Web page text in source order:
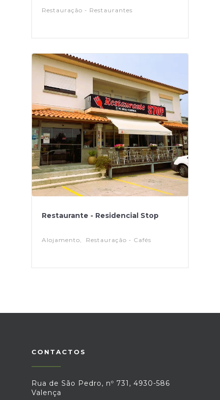
Restauração - Restaurantes
Restaurante - Residencial Stop
Alojamento, Restauração - Cafés
CONTACTOS
Rua de São Pedro, nº 731, 4930-586
Valença